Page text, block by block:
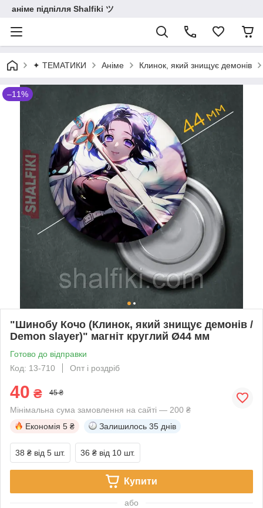
аніме підпілля Shalfiki ツ
✦ ТЕМАТИКИ Аніме Клинок, який знищує демонів
–11%
"Шинобу Кочо (Клинок, який знищує демонів /
Demon slayer)" магніт круглий Ø44 мм
Готово до відправки
Код: 13-710
Опт і роздріб
40 ₴ 45 ₴
Мінімальна сума замовлення на сайті — 200 ₴
Економія 5 ₴ Залишилось 35 днів
38 ₴ від 5 шт. 36 ₴ від 10 шт.
Купити
або